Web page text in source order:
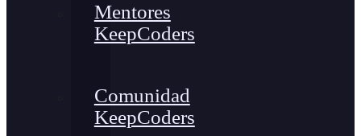
Mentores
KeepCoders
Comunidad
KeepCoders